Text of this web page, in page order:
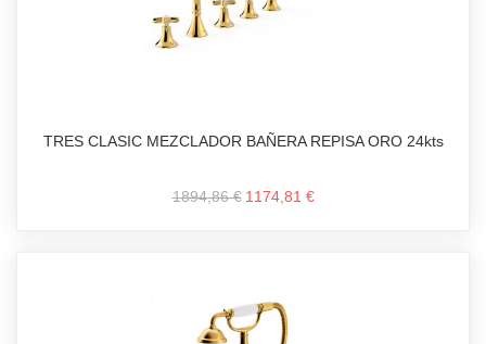
TRES CLASIC MEZCLADOR BAÑERA REPISA ORO 24kts
1894,86 € 1174,81 €